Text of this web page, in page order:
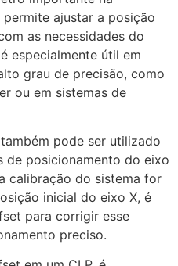
ajustar a posição
as necessidades do
especialmente útil em
grau de precisão, como
ou em sistemas de
pode ser utilizado
de posicionamento do eixo
calibração do sistema for
inicial do eixo X, é
para corrigir esse
preciso.